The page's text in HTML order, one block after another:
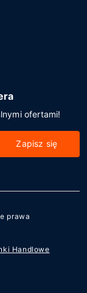
ofertami!
Zapisz się
prawa
Handlowe